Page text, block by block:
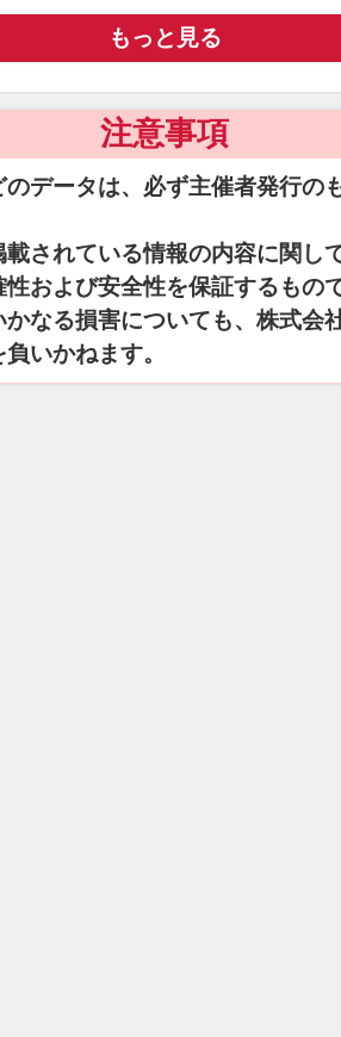
もっと見る
注意事項
データは、必ず主催者発行の
されている情報の内容に関し
性および安全性を保証するもの
なる損害についても、株式会
いかねます。